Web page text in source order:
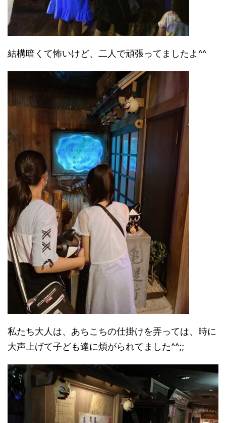
結構暗くて怖いけど、二人で頑張ってましたよ^^
私たち大人は、あちこちの仕掛けを弄っては、時に
大声上げて子ども達に煩がられてました^^;;